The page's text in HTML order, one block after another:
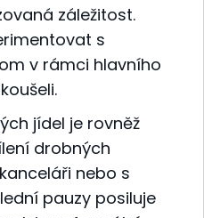
záležitost.
s
v rámci hlavního
jídel je rovněž
drobných
nebo s
pauzy posiluje